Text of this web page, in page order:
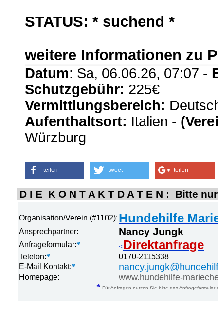
STATUS: * suchend *
weitere Informationen zu
Datum: Sa, 06.06.26, 07:07 -
Schutzgebühr: 225€
Vermittlungsbereich:
Aufenthaltsort: Italien -
Würzburg
teilen tweet teilen
D I E K O N T A K T D A T E N : Bitte
Organisation/Verein (#1102): Hundehilfe
Ansprechpartner: Nancy Jungk
Anfrageformular:* <Direktanfrage
Telefon:*
0170-2115338
E-Mail Kontakt:*
Homepage: www.hundehilfe-
* Für Anfragen nutzen Sie bitte das